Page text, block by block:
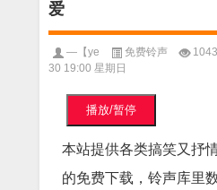
爱
—【ye 免费铃声 1043
30 19:00 星期日
播放/暂停
本站提供各类搞笑又抒
的免费下载，铃声库里